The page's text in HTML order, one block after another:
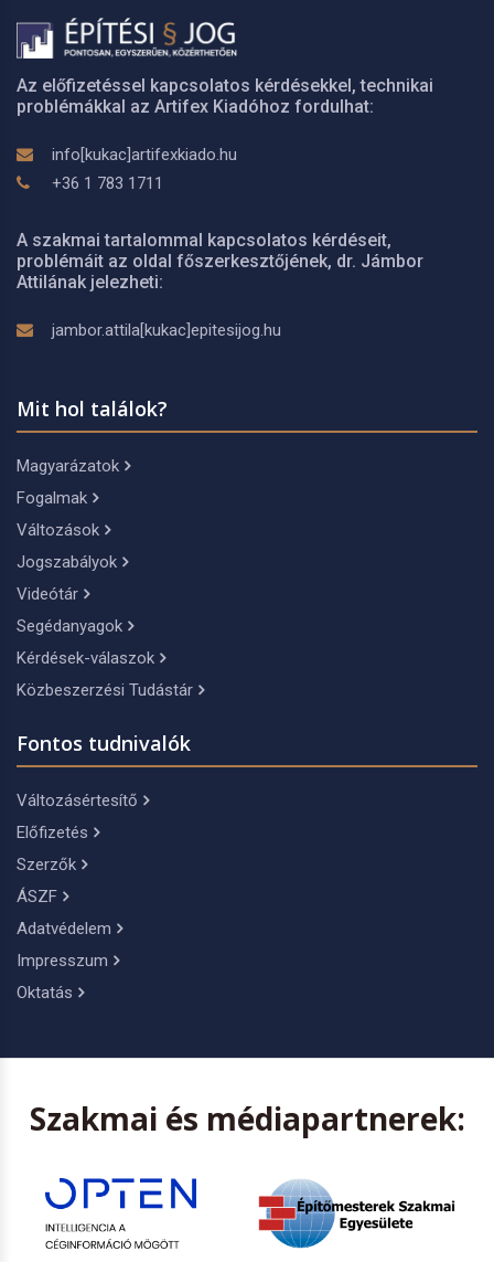
Az előfizetéssel kapcsolatos kérdésekkel, technikai
problémákkal az Artifex Kiadóhoz fordulhat:
info[kukac]artifexkiado.hu
+36 1 783 1711
A szakmai tartalommal kapcsolatos kérdéseit,
problémáit az oldal főszerkesztőjének, dr. Jámbor
Attilának jelezheti:
jambor.attila[kukac]epitesijog.hu
Mit hol találok?
Magyarázatok
Fogalmak
Változások
Jogszabályok
Videótár
Segédanyagok
Kérdések-válaszok
Közbeszerzési Tudástár
Fontos tudnivalók
Változásértesítő
Előfizetés
Szerzők
ÁSZF
Adatvédelem
Impresszum
Oktatás
Szakmai és médiapartnerek: